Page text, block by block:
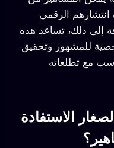
انتشارهم الرقمي
إلى ذلك، تساعد هذه
للمشهور وتحقيق
مع تطلعاته
الاستفادة